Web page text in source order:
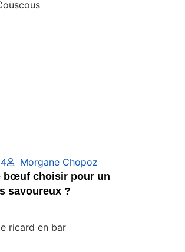
Morgane Chopoz
bœuf choisir pour un
savoureux ?